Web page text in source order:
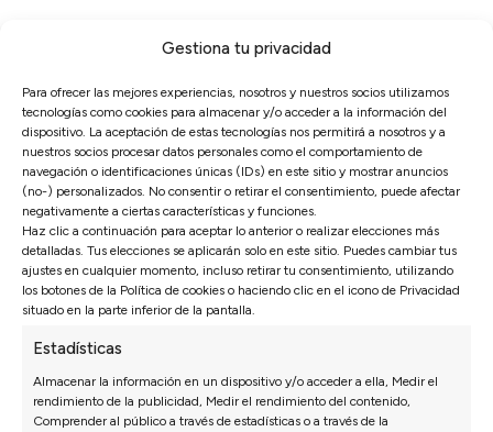
Gestiona tu privacidad
Para ofrecer las mejores experiencias, nosotros y nuestros socios utilizamos
tecnologías como cookies para almacenar y/o acceder a la información del
dispositivo. La aceptación de estas tecnologías nos permitirá a nosotros y a
nuestros socios procesar datos personales como el comportamiento de
navegación o identificaciones únicas (IDs) en este sitio y mostrar anuncios
(no-) personalizados. No consentir o retirar el consentimiento, puede afectar
negativamente a ciertas características y funciones.
Haz clic a continuación para aceptar lo anterior o realizar elecciones más
detalladas. Tus elecciones se aplicarán solo en este sitio. Puedes cambiar tus
ajustes en cualquier momento, incluso retirar tu consentimiento, utilizando
los botones de la Política de cookies o haciendo clic en el icono de Privacidad
situado en la parte inferior de la pantalla.
Estadísticas
Almacenar la información en un dispositivo y/o acceder a ella, Medir el
rendimiento de la publicidad, Medir el rendimiento del contenido,
Comprender al público a través de estadísticas o a través de la
Basado en
opiniones
Ver más opiniones
27/07/2026
el montaje rápido. En
el salón listo.
Isabel N.
*** nos recomendó una
principio no habíamos
perfecta.